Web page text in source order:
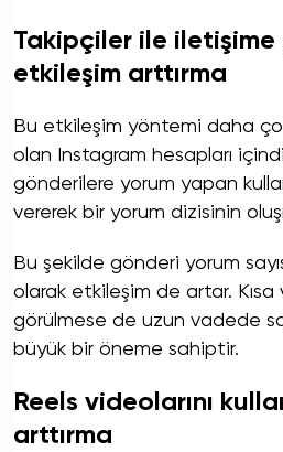
Takipçiler ile iletişime
etkileşim arttırma
Bu etkileşim yöntemi daha
olan Instagram hesapları
gönderilere yorum yapan
vererek bir yorum dizisinin
Bu şekilde gönderi yorum
olarak etkileşim de artar.
görülmese de uzun vadede
büyük bir öneme sahiptir.
Reels videolarını
arttırma